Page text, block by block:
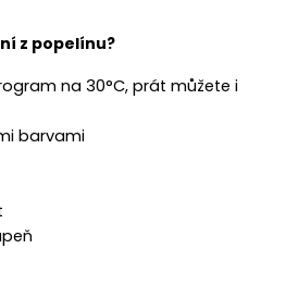
z popelínu?
na 30°C, prát můžete i
barvami